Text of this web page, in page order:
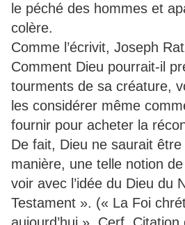
le péché des hommes et
colère.
Comme l’écrivit, Joseph
Comment Dieu pourrait-il
tourments de sa créature,
les considérer même
fournir pour acheter la
De fait, Dieu ne saurait
manière, une telle notion de
voir avec l’idée du Dieu du
Testament ». (« La Foi